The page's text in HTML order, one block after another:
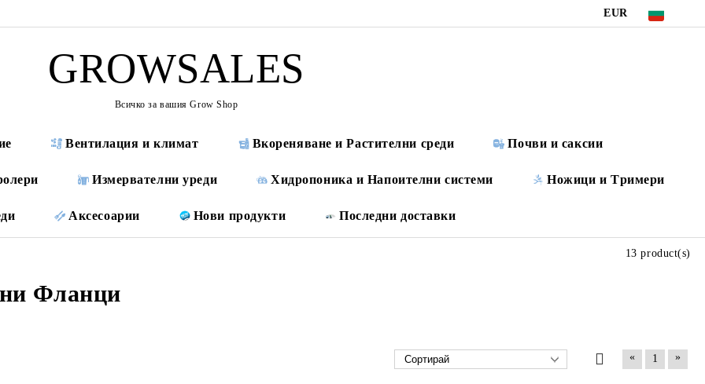
EUR
GROWSALES
Всичко за вашия Grow Shop
Вентилация и климат Вкореняване и Растителни среди Почви и саксии
Измервателни уреди Хидропоника и Напоителни системи Ножици и Tримери
Аксесоарии Нови продукти Последни доставки
Фланци
13 product(s)
« 1 »